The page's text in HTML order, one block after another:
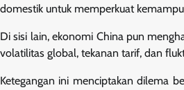
domestik untuk memperkuat
Di sisi lain, ekonomi China pun
volatilitas global, tekanan tarif, dan
Ketegangan ini menciptakan dilema